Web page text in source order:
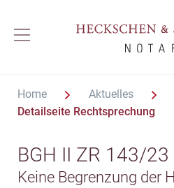
Home Aktuelles
Detailseite Rechtsprechung
BGH II ZR 143/23
Keine Begrenzung der